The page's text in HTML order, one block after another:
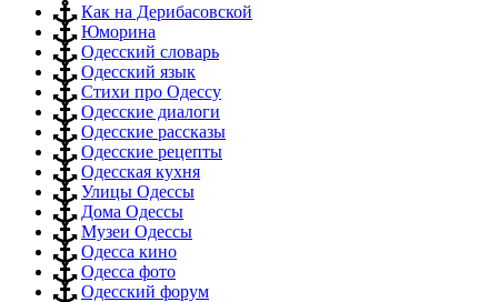
Как на Дерибасовской
Юморина
Одесский словарь
Одесский язык
Стихи про Одессу
Одесские диалоги
Одесские рассказы
Одесские рецепты
Одесская кухня
Улицы Одессы
Дома Одессы
Музеи Одессы
Одесса кино
Одесса фото
Одесский форум